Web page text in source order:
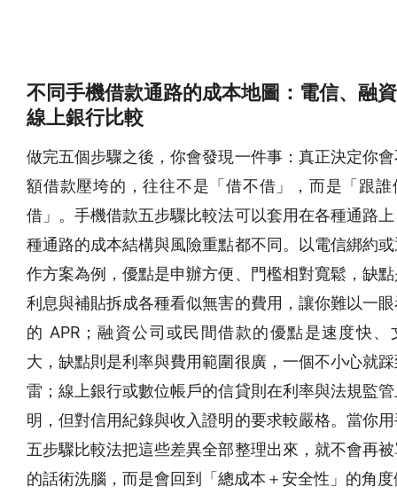
不同手機借款通路的成本地圖：電信、融
線上銀行比較
做完五個步驟之後，你會發現一件事：真正決定你
額借款壓垮的，往往不是「借不借」，而是「跟誰
借」。手機借款五步驟比較法可以套用在各種通路
種通路的成本結構與風險重點都不同。以電信綁約
作方案為例，優點是申辦方便、門檻相對寬鬆，缺
利息與補貼拆成各種看似無害的費用，讓你難以一
的 APR；融資公司或民間借款的優點是速度快、
大，缺點則是利率與費用範圍很廣，一個不小心就
雷；線上銀行或數位帳戶的信貸則在利率與法規監
明，但對信用紀錄與收入證明的要求較嚴格。當你
五步驟比較法把這些差異全部整理出來，就不會再
的話術洗腦，而是會回到「總成本＋安全性」的角